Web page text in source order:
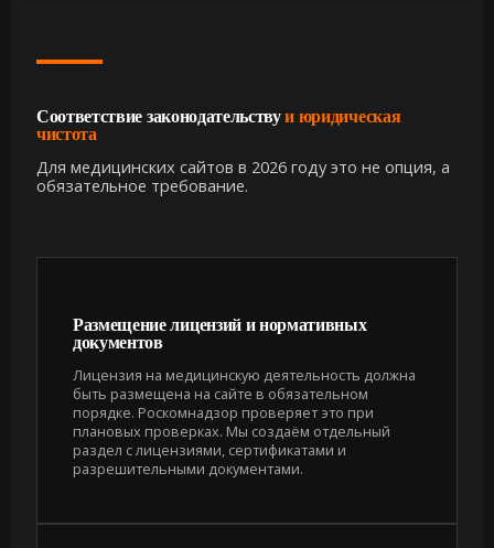
Соответствие законодательствуи юридическая
чистота
Для медицинских сайтов в 2026 году это не опция, а
обязательное требование.
Размещение лицензий и нормативных
документов
Лицензия на медицинскую деятельность должна
быть размещена на сайте в обязательном
порядке. Роскомнадзор проверяет это при
плановых проверках. Мы создаём отдельный
раздел с лицензиями, сертификатами и
разрешительными документами.